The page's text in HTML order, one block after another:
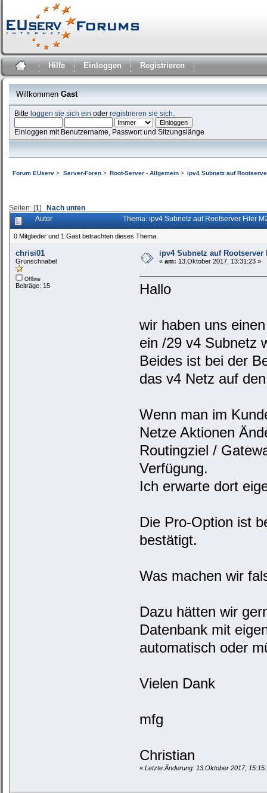
Hilfe Einloggen Registrieren
Willkommen Gast
Bitteloggen sie sich ein oderregistrieren sie sich
Einloggen mit Benutzername, Passwort und Sitzungslänge
Forum EUserv > Server-Foren> Root-Server - Allgemein> ipv4 Subnetz auf
Seiten: [1] Nach unten
Autor Thema: ipv4 Subnetz auf Rootserver Filer
0 Mitglieder und 1 Gast betrachten dieses Thema.
chrisi01
Grünschnabel
Offline
Beiträge: 15
ipv4 Subnetz auf Rootserver
« am: 13.Oktober 2017, 13:31:23 »
Hallo
wir haben uns
ein /29 v4 Subnetz
Beides ist bei der
das v4 Netz auf
Wenn man im
Netze Aktionen
Routingziel /
Verfügung.
Ich erwarte dort
Die Pro-Option ist
bestätigt.
Was machen wir
Dazu hätten wir
Datenbank mit
automatisch oder
Vielen Dank
mfg
Christian
«Letzte Änderung: 13.Oktober 2017,